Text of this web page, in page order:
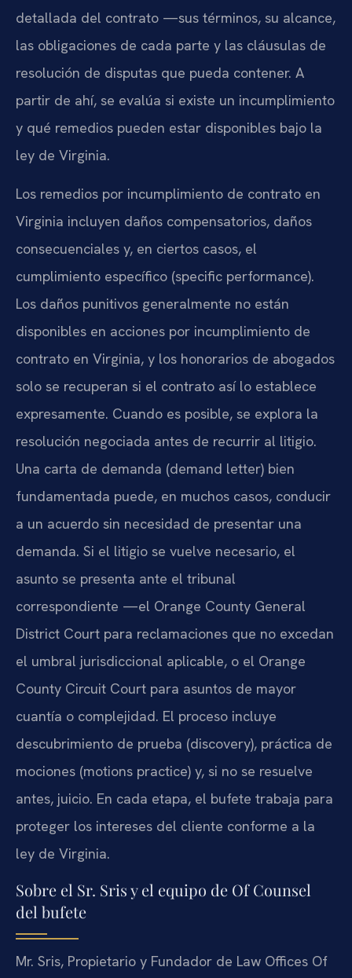
detallada del contrato —sus términos, su alcance,
las obligaciones de cada parte y las cláusulas de
resolución de disputas que pueda contener. A
partir de ahí, se evalúa si existe un incumplimiento
y qué remedios pueden estar disponibles bajo la
ley de Virginia.
Los remedios por incumplimiento de contrato en
Virginia incluyen daños compensatorios, daños
consecuenciales y, en ciertos casos, el
cumplimiento específico (specific performance).
Los daños punitivos generalmente no están
disponibles en acciones por incumplimiento de
contrato en Virginia, y los honorarios de abogados
solo se recuperan si el contrato así lo establece
expresamente. Cuando es posible, se explora la
resolución negociada antes de recurrir al litigio.
Una carta de demanda (demand letter) bien
fundamentada puede, en muchos casos, conducir
a un acuerdo sin necesidad de presentar una
demanda. Si el litigio se vuelve necesario, el
asunto se presenta ante el tribunal
correspondiente —el Orange County General
District Court para reclamaciones que no excedan
el umbral jurisdiccional aplicable, o el Orange
County Circuit Court para asuntos de mayor
cuantía o complejidad. El proceso incluye
descubrimiento de prueba (discovery), práctica de
mociones (motions practice) y, si no se resuelve
antes, juicio. En cada etapa, el bufete trabaja para
proteger los intereses del cliente conforme a la
ley de Virginia.
Sobre el Sr. Sris y el equipo de Of Counsel
del bufete
Mr. Sris, Propietario y Fundador de Law Offices Of